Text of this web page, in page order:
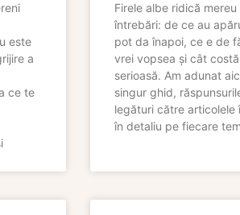
este
a
ce te
Firele albe ridică mereu
întrebări: de ce au
pot da înapoi, ce e de
vrei vopsea și cât
serioasă. Am adunat
singur ghid,
legături către articolele
în detaliu pe fiecare